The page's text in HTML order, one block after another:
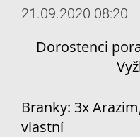
21.09.2020 08:20
Dorostenci
Branky: 3x
vlastní